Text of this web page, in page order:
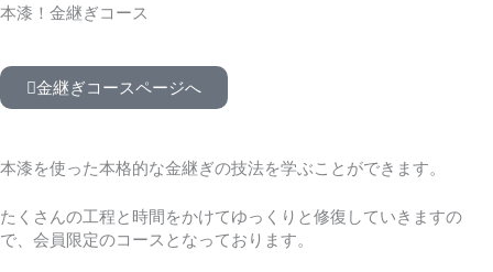
本漆！金継ぎコース
金継ぎコースページへ
本漆を使った本格的な金継ぎの技法を学ぶことができます。
たくさんの工程と時間をかけてゆっくりと修復していきますの
で、会員限定のコースとなっております。